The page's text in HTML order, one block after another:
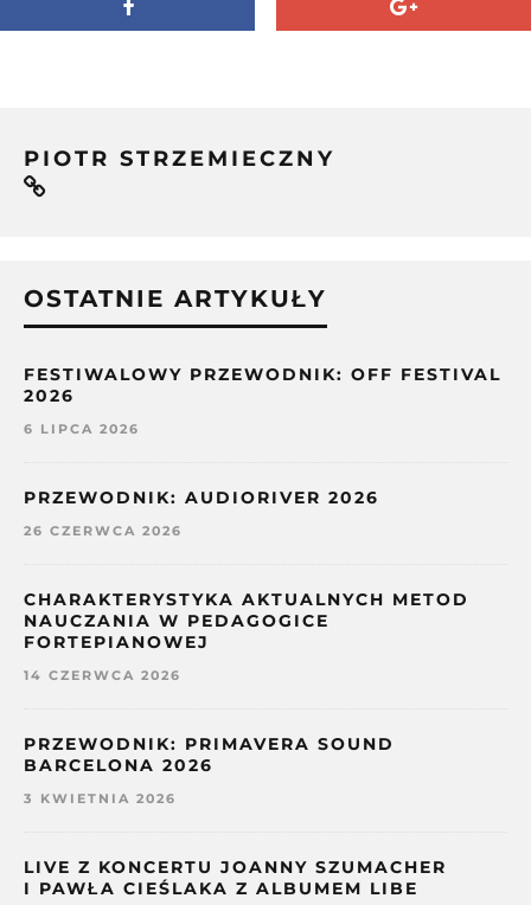
PIOTR STRZEMIECZNY
OSTATNIE ARTYKUŁY
FESTIWALOWY PRZEWODNIK: OFF FESTIVAL
2026
6 LIPCA 2026
PRZEWODNIK: AUDIORIVER 2026
26 CZERWCA 2026
CHARAKTERYSTYKA AKTUALNYCH METOD
NAUCZANIA W PEDAGOGICE
FORTEPIANOWEJ
14 CZERWCA 2026
PRZEWODNIK: PRIMAVERA SOUND
BARCELONA 2026
3 KWIETNIA 2026
LIVE Z KONCERTU JOANNY SZUMACHER
I PAWŁA CIEŚLAKA Z ALBUMEM LIBE